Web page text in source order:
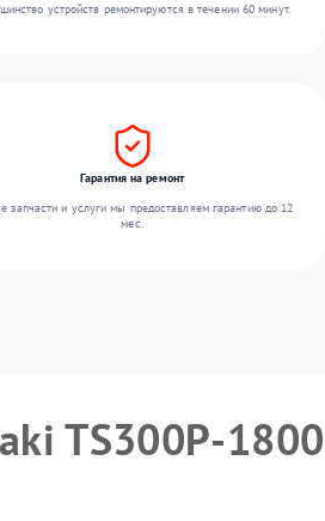
устройств ремонтируются в течении 60 минут.
Гарантия на ремонт
запчасти и услуги мы предоставляем гарантию до 12
мес.
TS300P-1800